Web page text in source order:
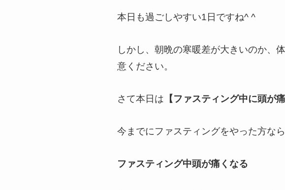
本日も過ごしやすい1日ですね^ ^
しかし、朝晩の寒暖差が大きいのか、
意ください。
さて本日は 【ファスティング中に頭が
今までにファスティングをやった方な
ファスティング中頭が痛くなる